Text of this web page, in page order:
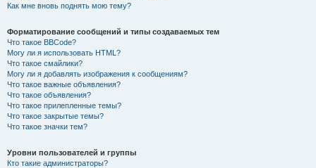
Как мне вновь поднять мою тему?
Форматирование сообщений и типы создаваемых тем
Что такое BBCode?
Могу ли я использовать HTML?
Что такое смайлики?
Могу ли я добавлять изображения к сообщениям?
Что такое важные объявления?
Что такое объявления?
Что такое прилепленные темы?
Что такое закрытые темы?
Что такое значки тем?
Уровни пользователей и группы
Кто такие администраторы?